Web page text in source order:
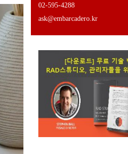
02-595-4288
ask@embarcadero.kr